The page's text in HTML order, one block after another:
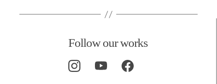
Follow our works